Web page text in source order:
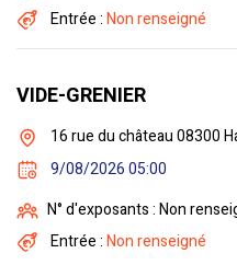
Entrée :Non renseigné
VIDE-GRENIER
16 rue du château 08300
9/08/2026 05:00
N° d'exposants : Non
Entrée :Non renseigné